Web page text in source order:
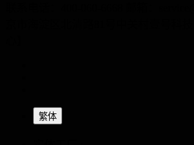
繁体